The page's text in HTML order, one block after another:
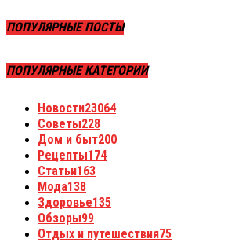
ПОПУЛЯРНЫЕ ПОСТЫ
ПОПУЛЯРНЫЕ КАТЕГОРИИ
Новости23064
Советы228
Дом и быт200
Рецепты174
Статьи163
Мода138
Здоровье135
Обзоры99
Отдых и путешествия75